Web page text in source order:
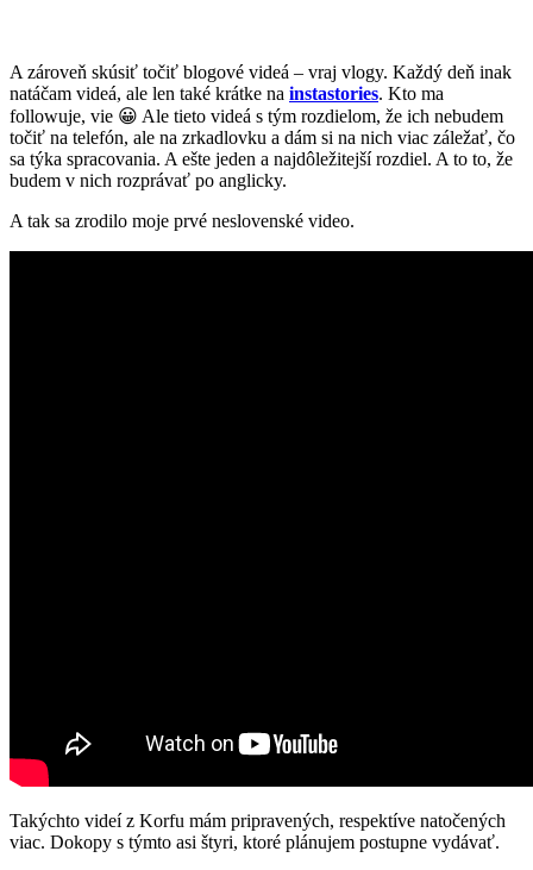
A zároveň skúsiť točiť blogové videá – vraj vlogy. Každý deň inak
natáčam videá, ale len také krátke na instastories. Kto ma
followuje, vie 😀 Ale tieto videá s tým rozdielom, že ich nebudem
točiť na telefón, ale na zrkadlovku a dám si na nich viac záležať, čo
sa týka spracovania. A ešte jeden a najdôležitejší rozdiel. A to to, že
budem v nich rozprávať po anglicky.
A tak sa zrodilo moje prvé neslovenské video.
Takýchto videí z Korfu mám pripravených, respektíve natočených
viac. Dokopy s týmto asi štyri, ktoré plánujem postupne vydávať.